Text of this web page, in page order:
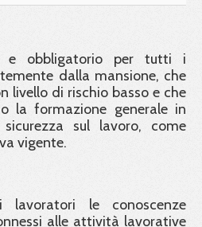
e obbligatorio per tutti i
dalla mansione, che
livello di rischio basso e che
la formazione generale in
sul lavoro, come
vigente.
le conoscenze
alle attività lavorative